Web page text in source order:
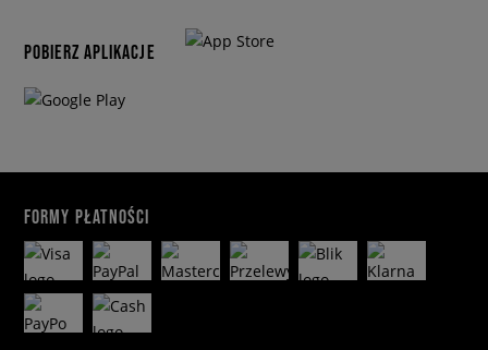
POBIERZ APLIKACJE
FORMY PŁATNOŚCI